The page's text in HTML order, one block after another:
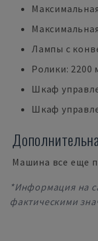
Лампы с
Ролики: 2200
Шкаф
Шкаф
Машина все еще
*Информация на
фактическими